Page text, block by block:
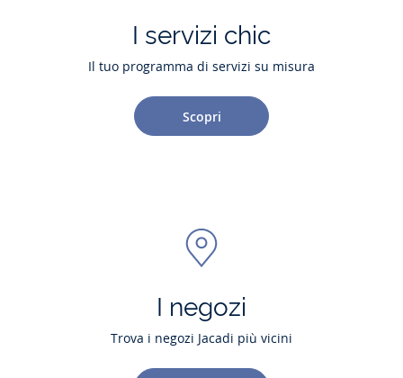
I servizi chic
Il tuo programma di servizi su misura
Scopri
I negozi
Trova i negozi Jacadi più vicini